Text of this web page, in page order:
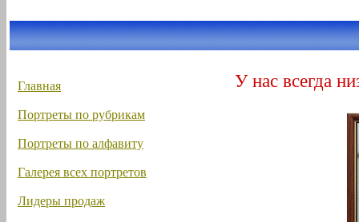
Главная
Портреты по рубрикам
Портреты по алфавиту
Галерея всех портретов
Лидеры продаж
У нас всегда